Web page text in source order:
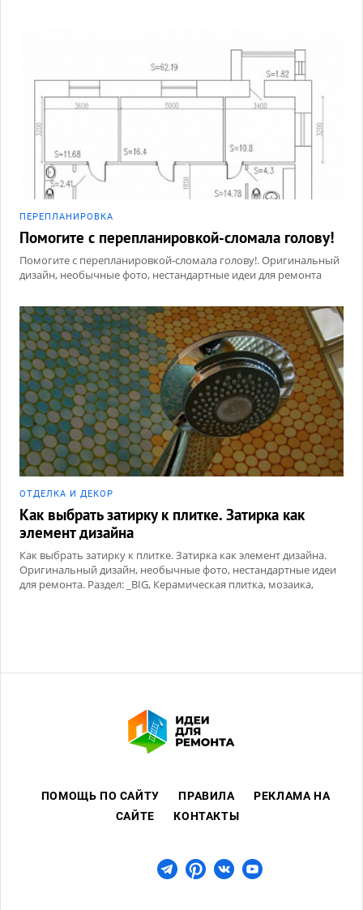
ПЕРЕПЛАНИРОВКА
Помогите с перепланировкой-сломала голову!
Помогите с перепланировкой-сломала голову!. Оригинальный
дизайн, необычные фото, нестандартные идеи для ремонта
ОТДЕЛКА И ДЕКОР
Как выбрать затирку к плитке. Затирка как
элемент дизайна
Как выбрать затирку к плитке. Затирка как элемент дизайна.
Оригинальный дизайн, необычные фото, нестандартные идеи
для ремонта. Раздел: _BIG, Керамическая плитка, мозаика,
ПОМОЩЬ ПО САЙТУ ПРАВИЛА
РЕКЛАМА НА
САЙТЕ
КОНТАКТЫ